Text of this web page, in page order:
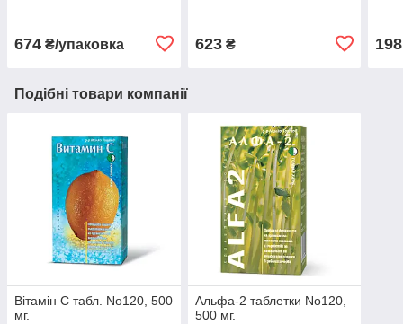
674 ₴/упаковка 623₴ 198
Подібні товари компанії
Вітамін C табл. No120, 500
мг.
Альфа-2 таблетки No120,
500 мг.